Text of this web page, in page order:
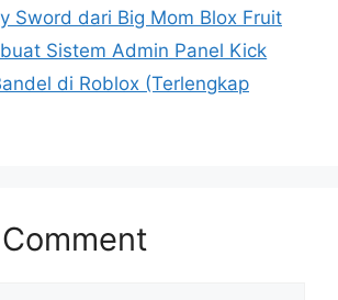
Sword dari Big Mom Blox Fruit
Sistem Admin Panel Kick
di Roblox (Terlengkap